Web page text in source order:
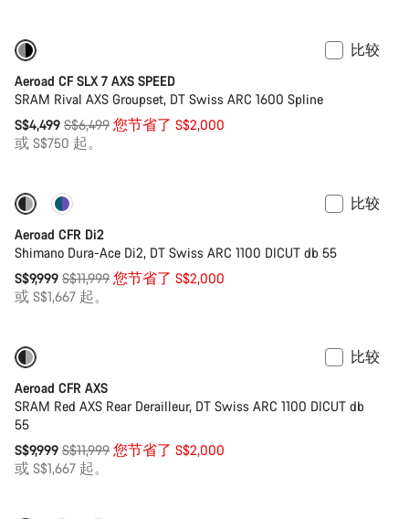
比较
Aeroad CF SLX 7 AXS SPEED
SRAM Rival AXS Groupset, DT Swiss ARC 1600 Spline
S$4,499 原
价
S$6,499 您节省了 S$2,000
或 S$750 起。
-17%
比较
Aeroad CFR Di2
Shimano Dura-Ace Di2, DT Swiss ARC 1100 DICUT db 55
S$9,999 原
价
S$11,999 您节省了 S$2,000
或 S$1,667 起。
比较
Aeroad CFR AXS
SRAM Red AXS Rear Derailleur, DT Swiss ARC 1100 DICUT db
55
S$9,999 原
价
S$11,999 您节省了 S$2,000
或 S$1,667 起。